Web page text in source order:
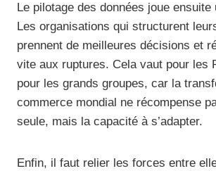
Le pilotage des données joue
Les organisations qui structurent
prennent de meilleures décisions et
vite aux ruptures. Cela vaut pour les
pour les grands groupes, car la
commerce mondial ne récompense
seule, mais la capacité à s’adapter.
Enfin, il faut relier les forces entre